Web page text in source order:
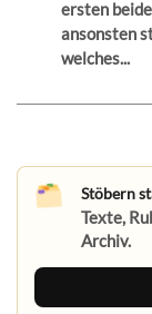
ersten
ansonsten
welches...
Stöbern
Texte,
Archiv.